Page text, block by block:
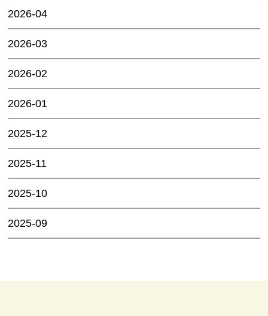
2026-04
2026-03
2026-02
2026-01
2025-12
2025-11
2025-10
2025-09